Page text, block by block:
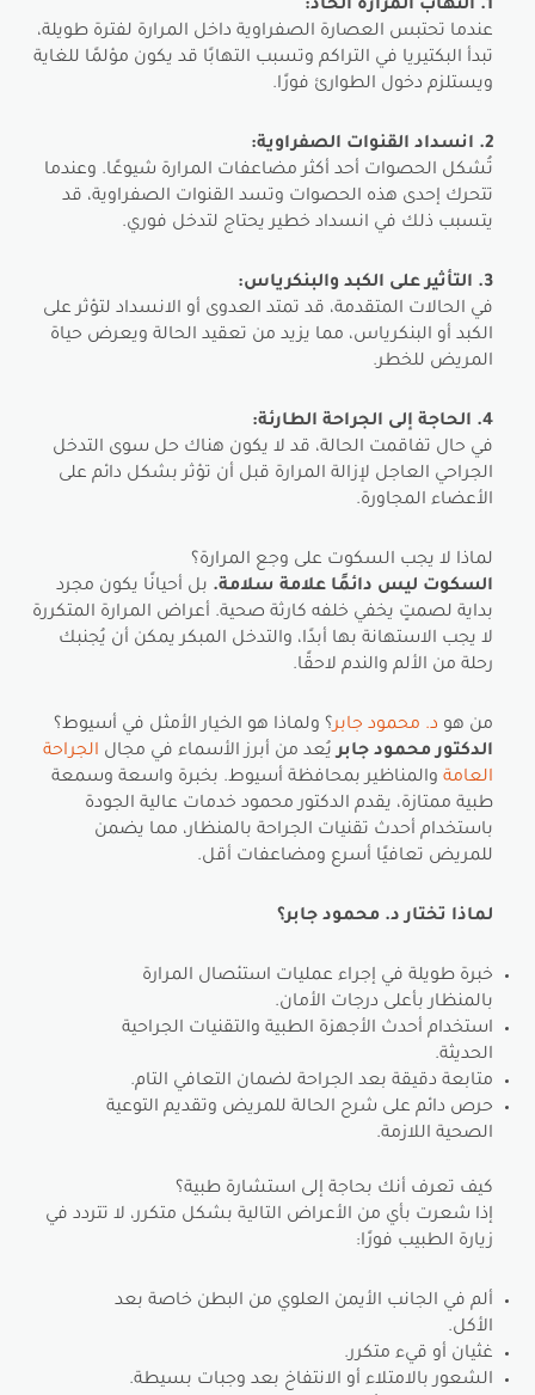
1. التهاب المرارة الحاد:
عندما تحتبس العصارة الصفراوية داخل المرارة لفترة طويلة،
تبدأ البكتيريا في التراكم وتسبب التهابًا قد يكون مؤلمًا للغاية
ويستلزم دخول الطوارئ فورًا.
2. انسداد القنوات الصفراوية:
تُشكل الحصوات أحد أكثر مضاعفات المرارة شيوعًا. وعندما
تتحرك إحدى هذه الحصوات وتسد القنوات الصفراوية، قد
يتسبب ذلك في انسداد خطير يحتاج لتدخل فوري.
3. التأثير على الكبد والبنكرياس:
في الحالات المتقدمة، قد تمتد العدوى أو الانسداد لتؤثر على
الكبد أو البنكرياس، مما يزيد من تعقيد الحالة ويعرض حياة
المريض للخطر.
4. الحاجة إلى الجراحة الطارئة:
في حال تفاقمت الحالة، قد لا يكون هناك حل سوى التدخل
الجراحي العاجل لإزالة المرارة قبل أن تؤثر بشكل دائم على
الأعضاء المجاورة.
لماذا لا يجب السكوت على وجع المرارة؟
السكوت ليس دائمًا علامة سلامة. بل أحيانًا يكون مجرد
بداية لصمتٍ يخفي خلفه كارثة صحية. أعراض المرارة المتكررة
لا يجب الاستهانة بها أبدًا، والتدخل المبكر يمكن أن يُجنبك
رحلة من الألم والندم لاحقًا.
من هو د. محمود جابر؟ ولماذا هو الخيار الأمثل في أسيوط؟
الدكتور محمود جابريُعد من أبرز الأسماء في مجال الجراحة
العامة والمناظير بمحافظة أسيوط. بخبرة واسعة وسمعة
طبية ممتازة، يقدم الدكتور محمود خدمات عالية الجودة
باستخدام أحدث تقنيات الجراحة بالمنظار، مما يضمن
للمريض تعافيًا أسرع ومضاعفات أقل.
لماذا تختار د. محمود جابر؟
خبرة طويلة في إجراء عمليات استئصال المرارة
بالمنظار بأعلى درجات الأمان.
استخدام أحدث الأجهزة الطبية والتقنيات الجراحية
الحديثة.
متابعة دقيقة بعد الجراحة لضمان التعافي التام.
حرص دائم على شرح الحالة للمريض وتقديم التوعية
الصحية اللازمة.
كيف تعرف أنك بحاجة إلى استشارة طبية؟
إذا شعرت بأي من الأعراض التالية بشكل متكرر، لا تتردد في
زيارة الطبيب فورًا:
ألم في الجانب الأيمن العلوي من البطن خاصة بعد
الأكل.
غثيان أو قيء متكرر.
الشعور بالامتلاء أو الانتفاخ بعد وجبات بسيطة.